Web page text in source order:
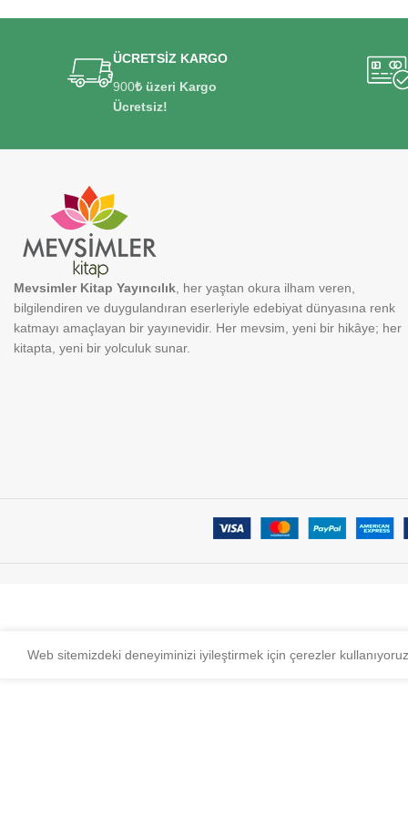
ÜCRETSİZ KARGO
900₺ üzeri Kargo
Ücretsiz!
Mevsimler Kitap Yayıncılık , her yaştan okura ilham veren,
bilgilendiren ve duygulandıran eserleriyle edebiyat dünyasına renk
katmayı amaçlayan bir yayınevidir. Her mevsim, yeni bir hikâye; her
kitapta, yeni bir yolculuk sunar.
Web sitemizdeki deneyiminizi iyileştirmek için çerezler